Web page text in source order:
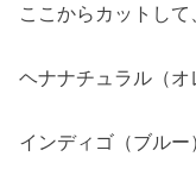
ここからカットして
ヘナナチュラル（
インディゴ（ブルー